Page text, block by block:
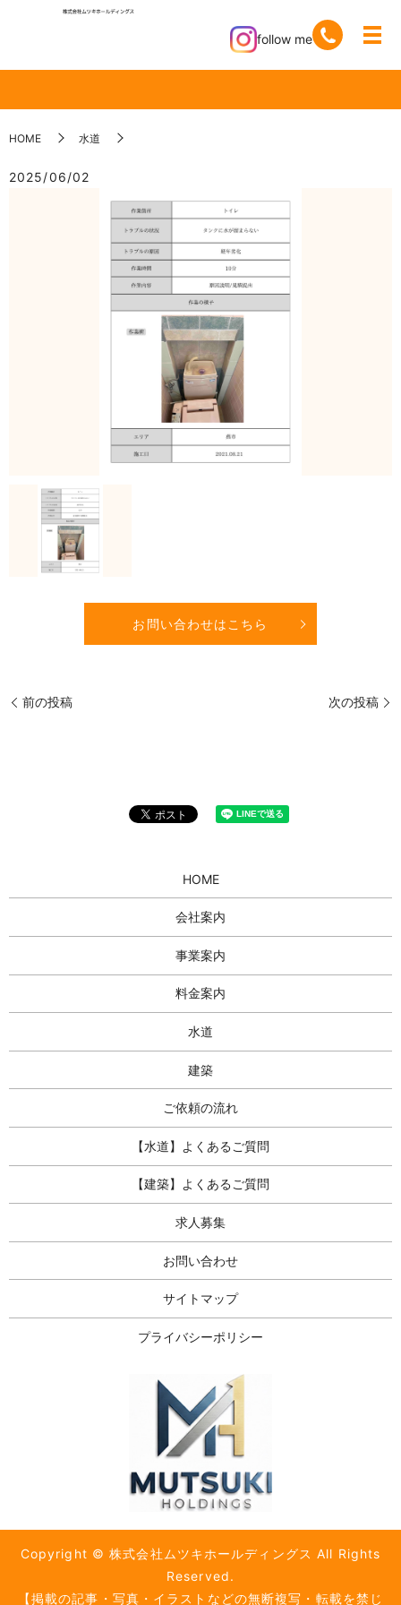
follow me
HOME 水道
2025/06/02
お問い合わせはこちら
前の投稿 次の投稿
HOME
会社案内
事業案内
料金案内
水道
建築
ご依頼の流れ
【水道】よくあるご質問
【建築】よくあるご質問
求人募集
お問い合わせ
サイトマップ
プライバシーポリシー
Copyright © 株式会社ムツキホールディングス All Rights
Reserved.
【掲載の記事・写真・イラストなどの無断複写・転載を禁じ